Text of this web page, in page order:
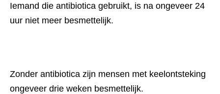
Iemand die antibiotica gebruikt, is na ongeveer 24
uur niet meer besmettelijk.
Zonder antibiotica zijn mensen met keelontsteking
ongeveer drie weken besmettelijk.